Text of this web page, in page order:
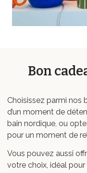
Bon
Choisissez parmi nos
d’un moment de
bain nordique, ou
pour un moment de
Vous pouvez aussi
votre choix, idéal